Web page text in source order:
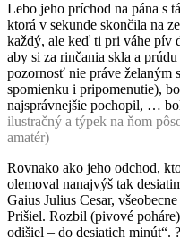
Lebo jeho príchod na pána s
ktorá v sekunde skončila na
každý, ale keď ti pri váhe pív
aby si za rinčania skla a
pozornosť nie práve želaným
spomienku i pripomenutie),
najsprávnejšie pochopil, …
ilustračný a týpek na ňom
amatér)
Rovnako ako jeho odchod,
olemoval nanajvýš tak
Gaius Julius Cesar,
Prišiel. Rozbil (pivové
odišiel – do desiatich minút“.